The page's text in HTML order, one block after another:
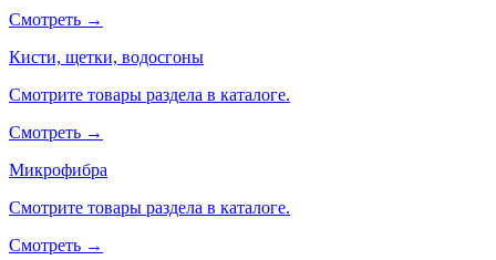
Смотреть →
Кисти, щетки, водосгоны
Смотрите товары раздела в каталоге.
Смотреть →
Микрофибра
Смотрите товары раздела в каталоге.
Смотреть →